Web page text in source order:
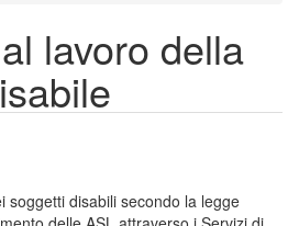
lavoro della
soggetti disabili secondo la legge